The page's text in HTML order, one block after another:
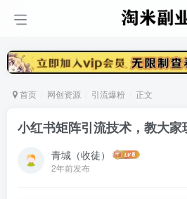
首页 网创资源 引流爆粉 正文
小红书矩阵引流技术，教大
青城（收徒）
2年前发布